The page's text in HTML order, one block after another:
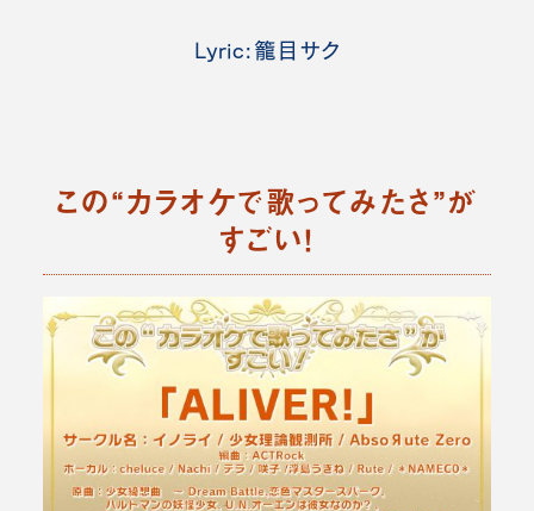
Lyric:籠目サク
この“カラオケで歌ってみたさ”が
すごい！